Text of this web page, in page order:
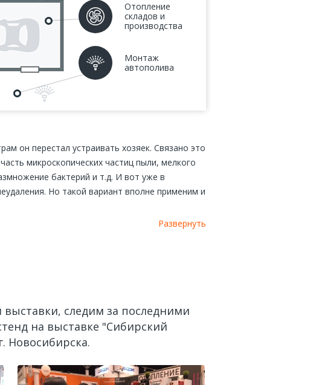
Отопление
складов и
производства
Монтаж
автополива
он перестал устраивать хозяек. Связано это
микроскопических частиц пыли, мелкого
бактерий и т.д. И вот уже в
Но такой вариант вполне применим и
грязи, мелкого мусора, и пневморозетки,
Развернуть
следим за последними
на выставке "Сибирский
Новосибирска.